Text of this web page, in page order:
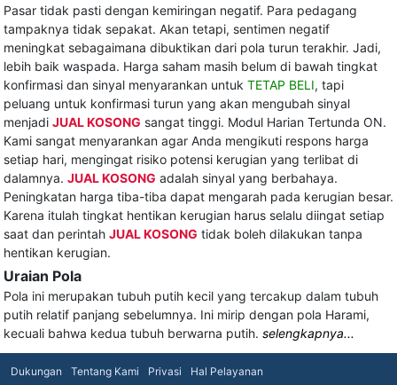
Pasar tidak pasti dengan kemiringan negatif. Para pedagang
tampaknya tidak sepakat. Akan tetapi, sentimen negatif
meningkat sebagaimana dibuktikan dari pola turun terakhir. Jadi,
lebih baik waspada. Harga saham masih belum di bawah tingkat
konfirmasi dan sinyal menyarankan untuk TETAP BELI, tapi
peluang untuk konfirmasi turun yang akan mengubah sinyal
menjadi JUAL KOSONG sangat tinggi. Modul Harian Tertunda ON.
Kami sangat menyarankan agar Anda mengikuti respons harga
setiap hari, mengingat risiko potensi kerugian yang terlibat di
dalamnya. JUAL KOSONG adalah sinyal yang berbahaya.
Peningkatan harga tiba-tiba dapat mengarah pada kerugian besar.
Karena itulah tingkat hentikan kerugian harus selalu diingat setiap
saat dan perintah JUAL KOSONG tidak boleh dilakukan tanpa
hentikan kerugian.
Uraian Pola
Pola ini merupakan tubuh putih kecil yang tercakup dalam tubuh
putih relatif panjang sebelumnya. Ini mirip dengan pola Harami,
kecuali bahwa kedua tubuh berwarna putih. selengkapnya...
Dukungan Tentang Kami Privasi Hal Pelayanan